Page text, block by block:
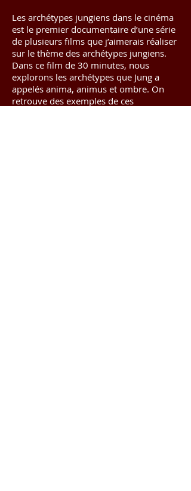
Les archétypes jungiens dans le cinéma
est le premier documentaire d’une série
de plusieurs films que j’aimerais réaliser
sur le thème des archétypes jungiens.
Dans ce film de 30 minutes, nous
explorons les archétypes que Jung a
appelés anima, animus et ombre. On
retrouve des exemples de ces